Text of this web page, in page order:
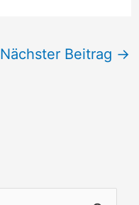
Nächster Beitrag →